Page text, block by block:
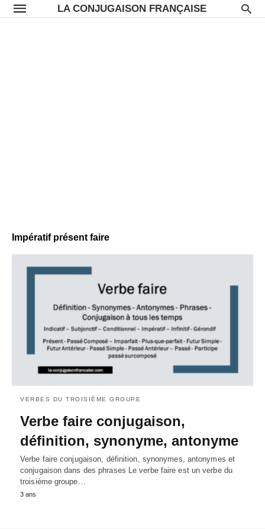
LA CONJUGAISON FRANÇAISE
Impératif présent faire
VERBES DU TROISIÈME GROUPE
Verbe faire conjugaison,
définition, synonyme, antonyme
Verbe faire conjugaison, définition, synonymes, antonymes et
conjugaison dans des phrases Le verbe faire est un verbe du
troisième groupe…
3 ans